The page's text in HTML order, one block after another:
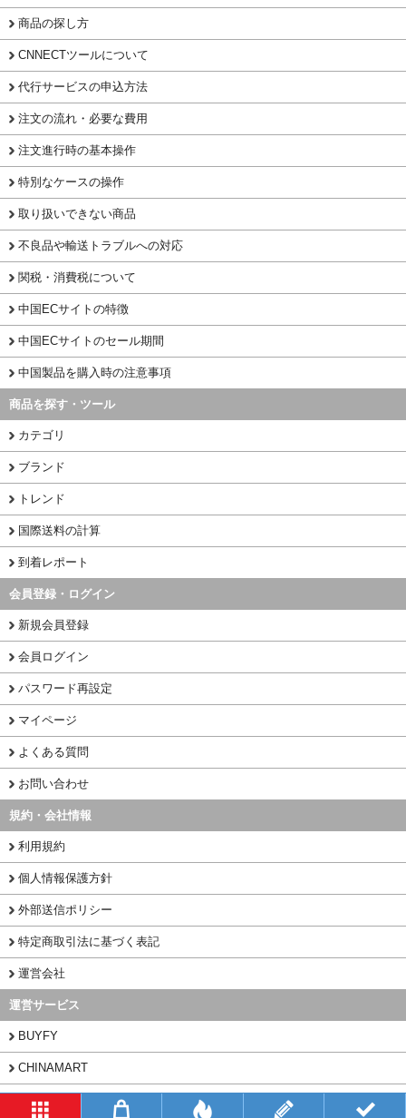
商品の探し方
CNNECTツールについて
代行サービスの申込方法
注文の流れ・必要な費用
注文進行時の基本操作
特別なケースの操作
取り扱いできない商品
不良品や輸送トラブルへの対応
関税・消費税について
中国ECサイトの特徴
中国ECサイトのセール期間
中国製品を購入時の注意事項
商品を探す・ツール
カテゴリ
ブランド
トレンド
国際送料の計算
到着レポート
会員登録・ログイン
新規会員登録
会員ログイン
パスワード再設定
マイページ
よくある質問
お問い合わせ
規約・会社情報
利用規約
個人情報保護方針
外部送信ポリシー
特定商取引法に基づく表記
運営会社
運営サービス
BUYFY
CHINAMART
1PORT